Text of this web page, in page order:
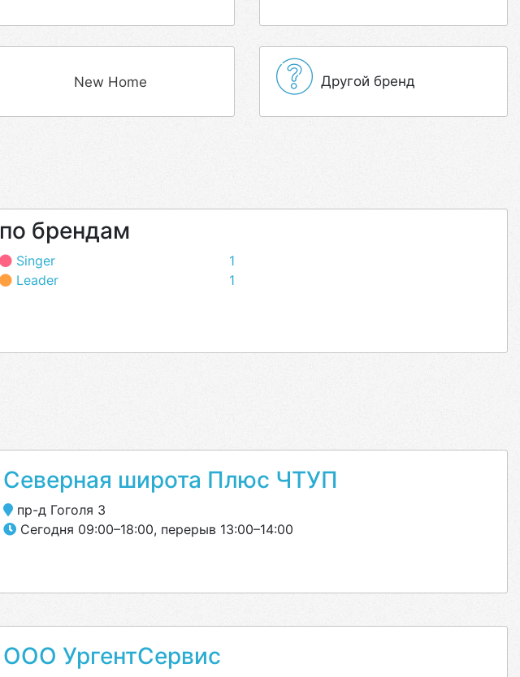
New Home Другой бренд
по брендам
Singer
1
Leader
1
Северная широта Плюс ЧТУП
пр-д Гоголя 3
Сегодня 09:00–18:00, перерыв 13:00–14:00
ООО УргентСервис